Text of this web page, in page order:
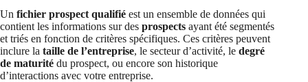
Un fichier prospect qualifié est un ensemble de données qui
contient les informations sur des prospects ayant été segmentés
et triés en fonction de critères spécifiques. Ces critères peuvent
inclure la taille de l’entreprise, le secteur d’activité, le degré
de maturité du prospect, ou encore son historique
d’interactions avec votre entreprise.